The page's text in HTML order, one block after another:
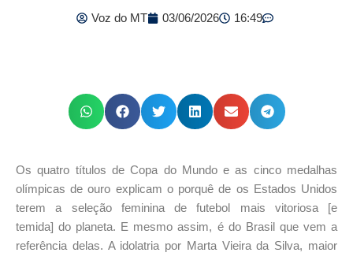
Voz do MT 03/06/2026 16:49
Os quatro títulos de Copa do Mundo e as cinco medalhas
olímpicas de ouro explicam o porquê de os Estados Unidos
terem a seleção feminina de futebol mais vitoriosa [e
temida] do planeta. E mesmo assim, é do Brasil que vem a
referência delas. A idolatria por Marta Vieira da Silva, maior